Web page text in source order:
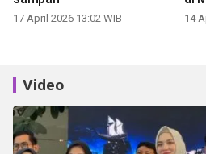
17 April 2026 13:02 WIB 14
Video